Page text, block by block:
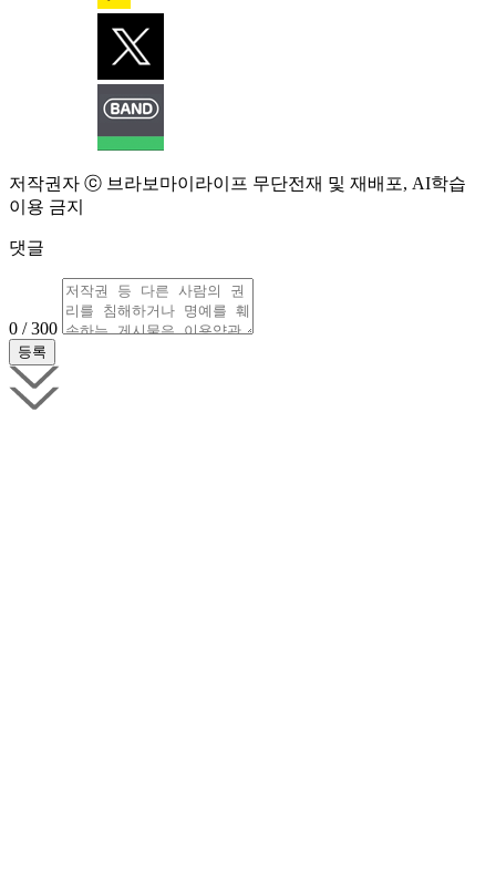
저작권자 ⓒ 브라보마이라이프 무단전재 및 재배포, AI학습
이용 금지
댓글
0 / 300